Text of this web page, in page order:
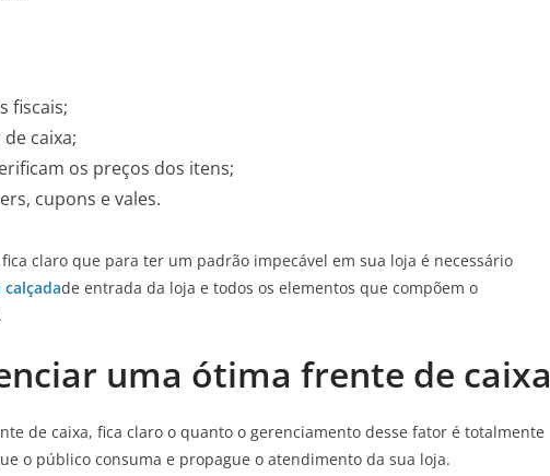
fiscais;
caixa;
os preços dos itens;
cupons e vales.
claro que para ter um padrão impecável em sua loja é necessário
de entrada da loja e todos os elementos que compõem o
uma ótima frente de caixa
de caixa, fica claro o quanto o gerenciamento desse fator é totalmente
o público consuma e propague o atendimento da sua loja.